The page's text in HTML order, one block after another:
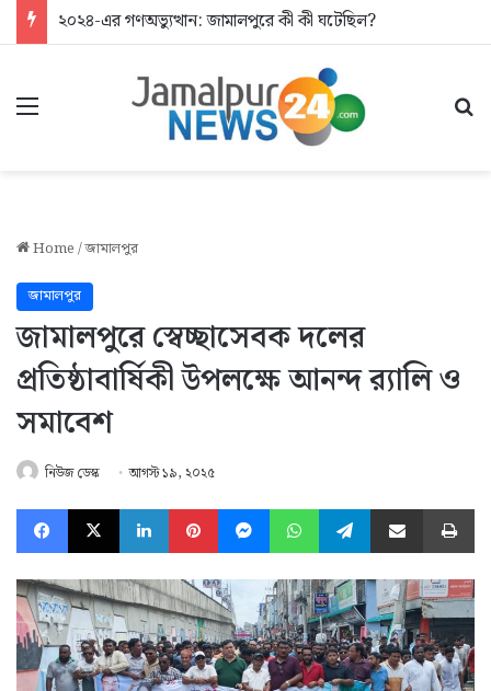
২০২৪-এর গণঅভ্যুত্থান: জামালপুরে কী কী ঘটেছিল?
Menu
Home/জামালপুর
জামালপুর
জামালপুরে স্বেচ্ছাসেবক দলের
প্রতিষ্ঠাবার্ষিকী উপলক্ষে আনন্দ র‌্যালি ও
সমাবেশ
নিউজ ডেস্ক আগস্ট ১৯, ২০২৫
Facebook
X LinkedInPinterestMessengerWhatsAppTelegramShare via Email